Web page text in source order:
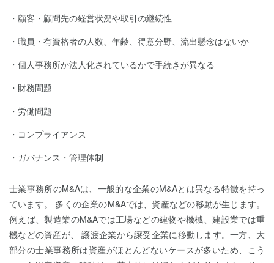
顧客・顧問先の経営状況や取引の継続性
職員・有資格者の人数、年齢、得意分野、流出懸念はないか
個人事務所か法人化されているかで手続きが異なる
財務問題
労働問題
コンプライアンス
ガバナンス・管理体制
士業事務所のM&Aは、一般的な企業のM&Aとは異なる特徴を持っ
ています。 多くの企業のM&Aでは、資産などの移動が生じます。
例えば、製造業のM&Aでは工場などの建物や機械、建設業では重
機などの資産が、 譲渡企業から譲受企業に移動します。一方、大
部分の士業事務所は資産がほとんどないケースが多いため、こう